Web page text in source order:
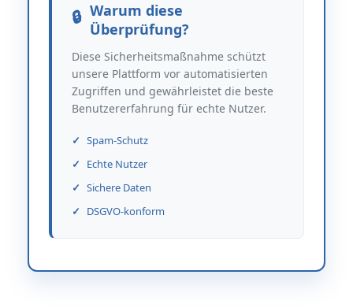
Warum diese
Überprüfung?
Diese Sicherheitsmaßnahme schützt
unsere Plattform vor automatisierten
Zugriffen und gewährleistet die beste
Benutzererfahrung für echte Nutzer.
Spam-Schutz
Echte Nutzer
Sichere Daten
DSGVO-konform